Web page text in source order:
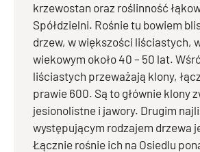
krzewostan oraz roślinność
Spółdzielni. Rośnie tu bowiem
drzew, w większości liściastych,
wiekowym około 40 – 50 lat.
liściastych przeważają klony,
prawie 600. Są to głównie klony
jesionolistne i jawory. Drugim
występującym rodzajem drzewa
Łącznie rośnie ich na Osiedlu